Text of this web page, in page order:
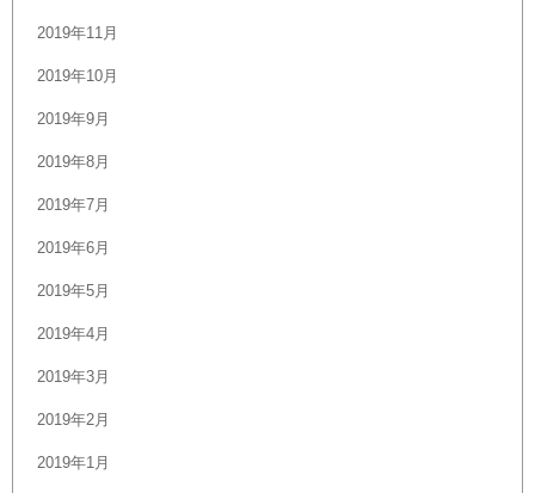
2019年11月
2019年10月
2019年9月
2019年8月
2019年7月
2019年6月
2019年5月
2019年4月
2019年3月
2019年2月
2019年1月